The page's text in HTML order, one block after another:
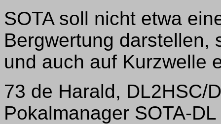
SOTA soll nicht etwa
Bergwertung darstellen,
und auch auf Kurzwelle
73 de Harald, DL2HSC/
Pokalmanager SOTA-